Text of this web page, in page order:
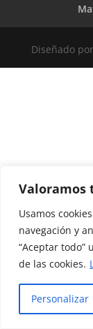
Valoramos
Usamos
navegación y
“Aceptar todo”
de las cookies.
Personalizar
Diseñado por